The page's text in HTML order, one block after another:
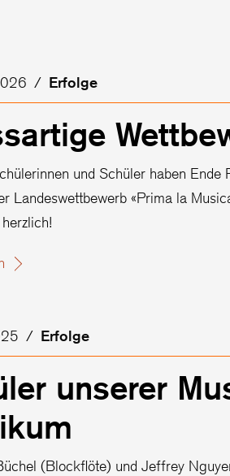
/ Erfolge
und Schüler haben
Landeswettbewerb «Prima la
/ Erfolge
unserer
(Blockflöte) und Jeffrey